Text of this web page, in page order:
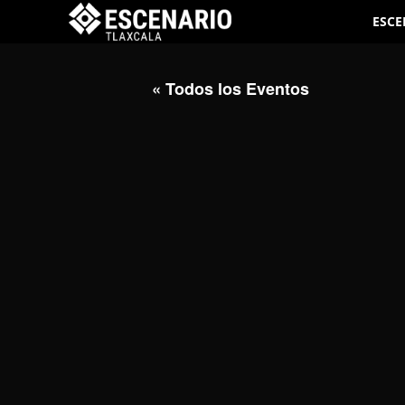
« Todos los Eventos